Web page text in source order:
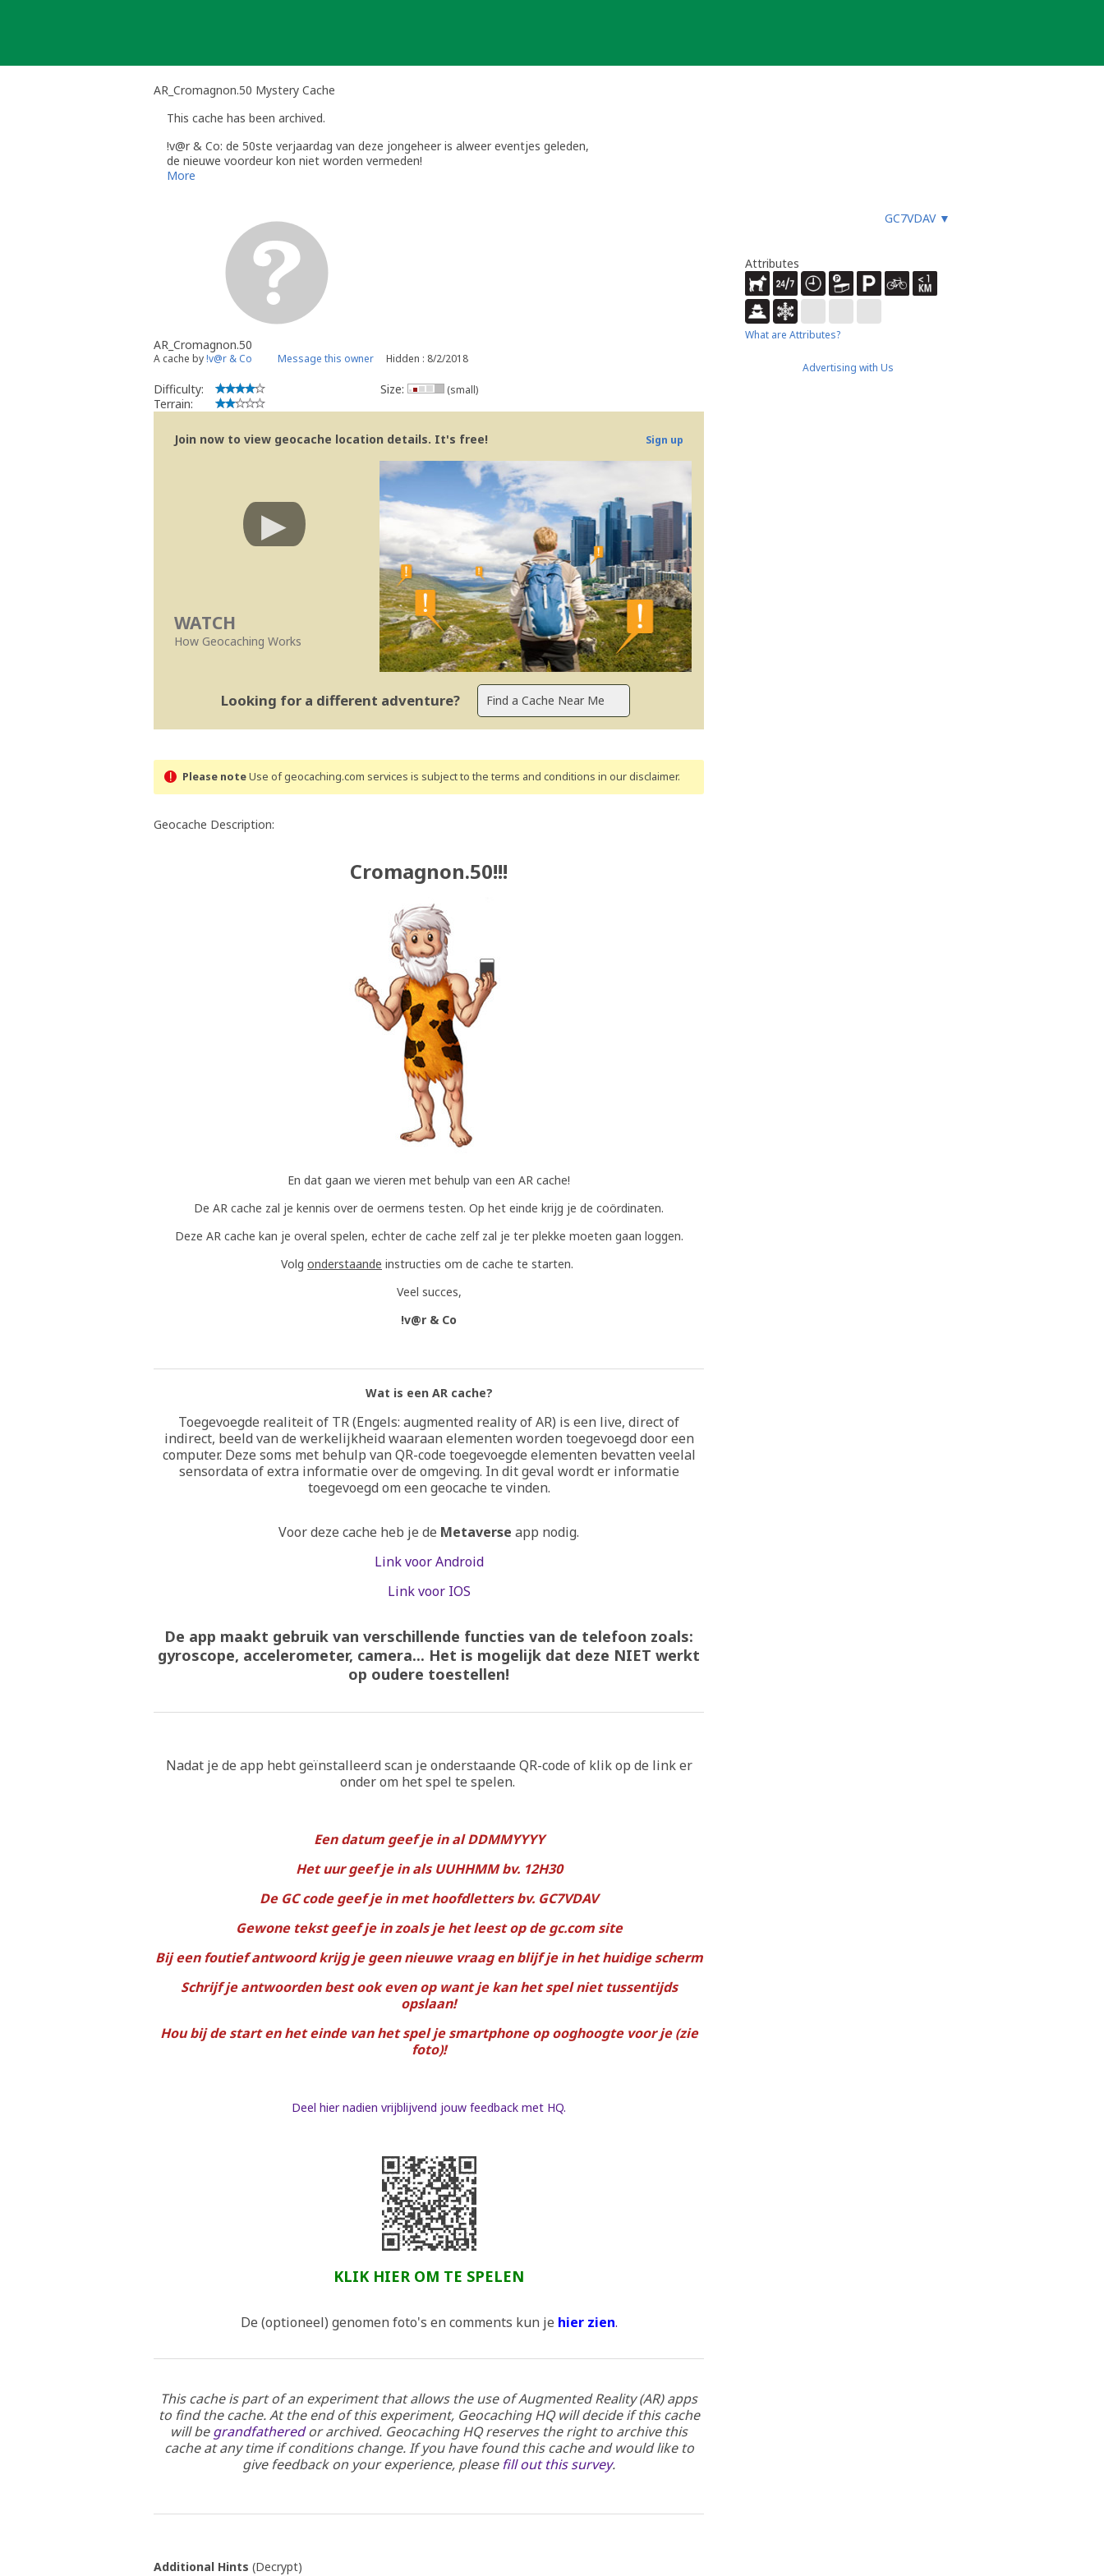
AR_Cromagnon.50 Mystery Cache
This cache has been archived.
!v@r & Co: de 50ste verjaardag van deze jongeheer is alweer eventjes geleden,
de nieuwe voordeur kon niet worden vermeden!
het feestje was weer maar eens top,
ook deze cache is nu teneinde.
More
GC7VDAV ▼
AR_Cromagnon.50
A cache by!v@r & Co Message this owner Hidden : 8/2/2018
Difficulty:
Terrain:
Size: (small)
Join now to view geocache location details. It's free! Sign up
WATCH
How Geocaching Works
Looking for a different adventure?
Please noteUse of geocaching.com services is subject to the terms and conditions in our disclaimer.
Geocache Description:
Cromagnon.50!!!
En dat gaan we vieren met behulp van een AR cache!
De AR cache zal je kennis over de oermens testen. Op het einde krijg je de coördinaten.
Deze AR cache kan je overal spelen, echter de cache zelf zal je ter plekke moeten gaan loggen.
Volg onderstaande instructies om de cache te starten.
Veel succes,
!v@r & Co
Wat is een AR cache?
Toegevoegde realiteit of TR (Engels: augmented reality of AR) is een live, direct of
indirect, beeld van de werkelijkheid waaraan elementen worden toegevoegd door een
computer. Deze soms met behulp van QR-code toegevoegde elementen bevatten veelal
sensordata of extra informatie over de omgeving. In dit geval wordt er informatie
toegevoegd om een geocache te vinden.
Voor deze cache heb je de Metaverse app nodig.
Link voor Android
Link voor IOS
De app maakt gebruik van verschillende functies van de telefoon zoals:
gyroscope, accelerometer, camera... Het is mogelijk dat deze NIET werkt
op oudere toestellen!
Nadat je de app hebt geïnstalleerd scan je onderstaande QR-code of klik op de link er
onder om het spel te spelen.
Een datum geef je in al DDMMYYYY
Het uur geef je in als UUHHMM bv. 12H30
De GC code geef je in met hoofdletters bv. GC7VDAV
Gewone tekst geef je in zoals je het leest op de gc.com site
Bij een foutief antwoord krijg je geen nieuwe vraag en blijf je in het huidige scherm
Schrijf je antwoorden best ook even op want je kan het spel niet tussentijds
opslaan!
Hou bij de start en het einde van het spel je smartphone op ooghoogte voor je (zie
foto)!
Deel hier nadien vrijblijvend jouw feedback met HQ.
KLIK HIER OM TE SPELEN
De (optioneel) genomen foto's en comments kun je hier zien.
This cache is part of an experiment that allows the use of Augmented Reality (AR) apps
to find the cache. At the end of this experiment, Geocaching HQ will decide if this cache
will begrandfatheredor archived. Geocaching HQ reserves the right to archive this
cache at any time if conditions change. If you have found this cache and would like to
give feedback on your experience, pleasefill out this survey.
Additional Hints (Decrypt)
Attributes
What are Attributes?
Advertising with Us